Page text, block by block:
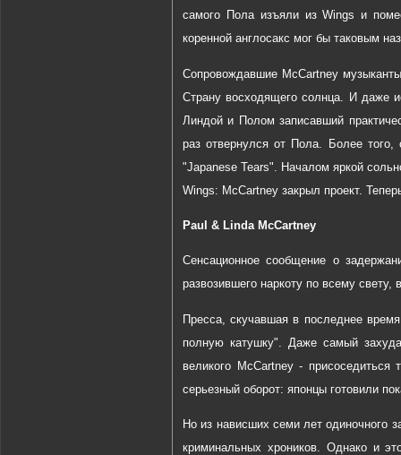
самого Пола изъяли из Wings и
коренной англосакс мог бы таковым
Сопровождавшие McCartney
Страну восходящего солнца. И даже
Линдой и Полом записавший
раз отвернулся от Пола. Более
"Japanese Tears". Началом яркой
Wings: McCartney закрыл проект.
Paul & Linda McCartney
Сенсационное сообщение о
развозившего наркоту по всему
Пресса, скучавшая в последнее
полную катушку". Даже самый
великого McCartney -
серьезный оборот: японцы готовили
Но из нависших семи лет одиночного
криминальных хроников. Однако и